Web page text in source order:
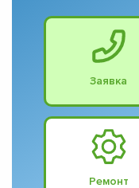
Заявка
Ремонт